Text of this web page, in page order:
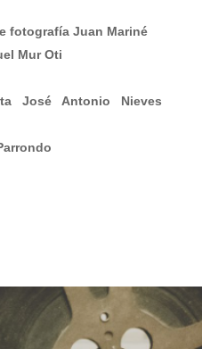
fotografía Juan Mariné
Mur Oti
José Antonio Nieves